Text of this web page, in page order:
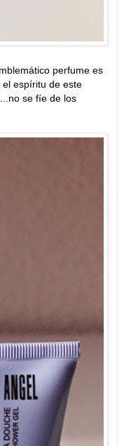
perfume es
espíritu de este
se fíe de los